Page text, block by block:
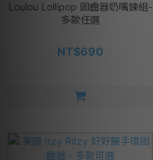
Loulou Lollipop 固齒器奶嘴鍊組-
多款任選
NT$690